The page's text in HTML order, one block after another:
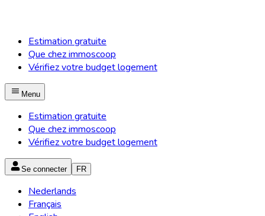
Estimation gratuite
Que chez immoscoop
Vérifiez votre budget logement
Menu
Estimation gratuite
Que chez immoscoop
Vérifiez votre budget logement
Se connecter FR
Nederlands
Français